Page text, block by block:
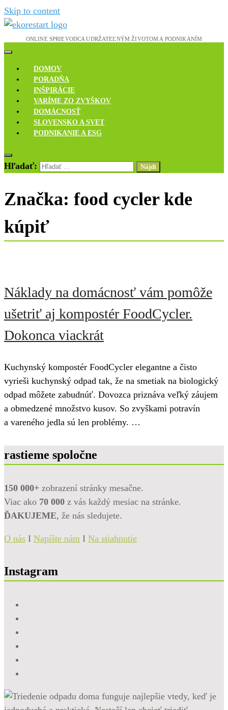
Skip to content
Ekoreštart
Novinky, rozhovory a inšpirácie
DOMOV
PORADŇA
INŠPIRÁCIE
VARÍME ZO ZVYŠKOV
DOMÁCNOSŤ
SLOVENSKO A SVET
PODNIKANIE A ESG
Hľadať:
Značka: food cycler kde
kúpiť
Náklady na domácnosť vám pomôže
ušetriť aj kompostér FoodCycler.
Dokonca viackrát
Kuchynský kompostér FoodCycler elegantne a čisto
vyrieši kuchynský odpad tak, že na smetiak na biologický
odpad môžete zabudnúť. Dovozca priznáva veľký záujem
a obmedzené množstvo kusov. So zvyškami potravín
a vareného jedla sú len problémy. …
rastieme spoločne
150 000+ zobrazení stránky mesačne.
Viac ako 70 000 z vás každý mesiac na stránke.
ĎAKUJEME, že nás sledujete.
O nás I Napíšte nám I Na stiahnutie
Instagram